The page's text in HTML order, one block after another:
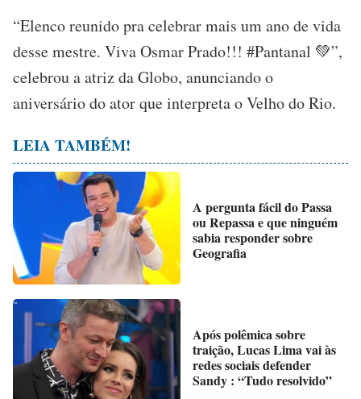
“Elenco reunido pra celebrar mais um ano de vida
desse mestre. Viva Osmar Prado!!! #Pantanal 💚”,
celebrou a atriz da Globo, anunciando o
aniversário do ator que interpreta o Velho do Rio.
LEIA TAMBÉM!
A pergunta fácil do Passa
ou Repassa e que ninguém
sabia responder sobre
Geografia
Após polêmica sobre
traição, Lucas Lima vai às
redes sociais defender
Sandy : “Tudo resolvido”